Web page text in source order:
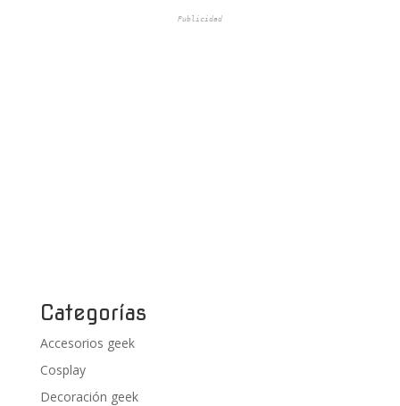
Publicidad
Categorías
Accesorios geek
Cosplay
Decoración geek